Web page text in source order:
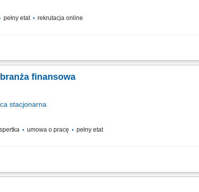
pełny etat rekrutacja online
realizacja celów sprzedażowych; dbałość o wysoką jakość
finansowa
stacjonarna
umowa o pracę pełny etat
długofalowych relacji. Diagnozowanie potrzeb klientów i